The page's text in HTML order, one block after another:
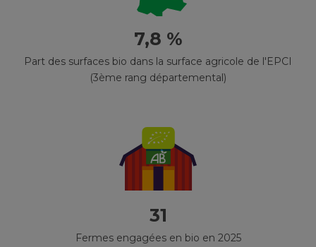
7,8 %
Part des surfaces bio dans la surface agricole de l'EPCI
(3ème rang départemental)
31
Fermes engagées en bio en 2025